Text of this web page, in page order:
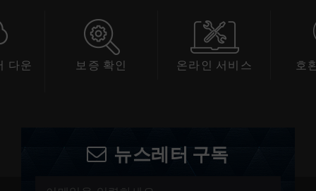
다운
보증 확인 온라인 서비스 호
뉴스레터 구독